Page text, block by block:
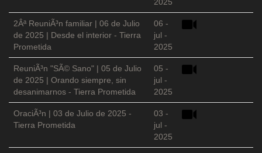
2Âª ReuniÃ³n familiar | 06 de Julio
de 2025 | Desde el interior - Tierra
Prometida
06 -
jul -
2025
ReuniÃ³n "SÃ© Sano" | 05 de Julio
de 2025 | Orando siempre, sin
desanimarnos - Tierra Prometida
05 -
jul -
2025
OraciÃ³n | 03 de Julio de 2025 -
Tierra Prometida
03 -
jul -
2025